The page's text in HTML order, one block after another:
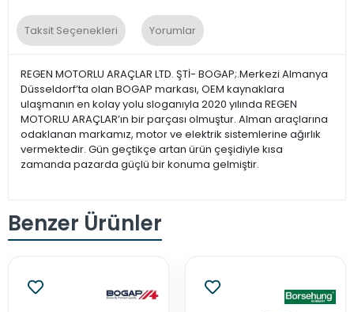
Taksit Seçenekleri Yorumlar
REGEN MOTORLU ARAÇLAR LTD. ŞTİ- BOGAP;.Merkezi Almanya
Düsseldorf’ta olan BOGAP markası, OEM kaynaklara
ulaşmanın en kolay yolu sloganıyla 2020 yılında REGEN
MOTORLU ARAÇLAR’ın bir parçası olmuştur. Alman araçlarına
odaklanan markamız, motor ve elektrik sistemlerine ağırlık
vermektedir. Gün geçtikçe artan ürün çeşidiyle kısa
zamanda pazarda güçlü bir konuma gelmiştir.
Benzer Ürünler